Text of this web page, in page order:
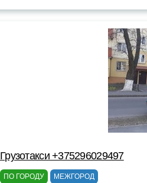
Грузотакси +375296029497
ПО ГОРОДУ МЕЖГОРОД